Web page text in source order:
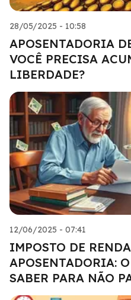
28/05/2025 - 10:58
APOSENTADORIA
VOCÊ PRECISA
LIBERDADE?
12/06/2025 - 07:41
IMPOSTO DE
APOSENTADORIA:
SABER PARA NÃO